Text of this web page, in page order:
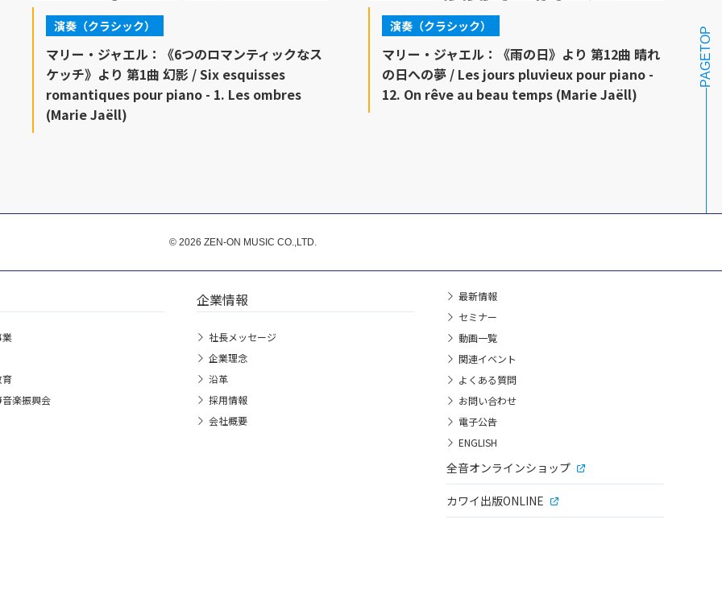
演奏（クラシック）
マリー・ジャエル：《6つのロマンティックなス
ケッチ》より 第1曲 幻影 / Six esquisses
romantiques pour piano - 1. Les ombres
(Marie Jaëll)
演奏（クラシック）
マリー・ジャエル：《雨の日》より 第12曲 晴れ
の日への夢 / Les jours pluvieux pour piano -
12. On rêve au beau temps (Marie Jaëll)
PAGETOP
© 2026 ZEN-ON MUSIC CO.,LTD.
業
育
楽振興会
企業情報
社長メッセージ
企業理念
沿革
採用情報
会社概要
最新情報
セミナー
動画一覧
関連イベント
よくある質問
お問い合わせ
電子公告
ENGLISH
全音オンラインショップ
カワイ出版ONLINE